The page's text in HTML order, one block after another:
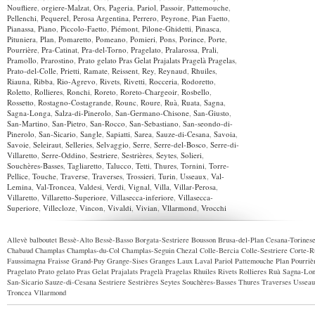
Noufliere, orgiere-Malzat, Ors, Pageria, Pariol, Passoir, Pattemouche,
Pellenchi, Pequerel, Perosa Argentina, Perrero, Peyrone, Pian Faetto,
Pianassa, Piano, Piccolo-Faetto, Piémont, Pilone-Ghidetti, Pinasca,
Pituniera, Plan, Pomaretto, Pomeano, Pomieri, Pons, Porince, Porte,
Pourrière, Pra-Catinat, Pra-del-Torno, Pragelato, Pralarossa, Prali,
Pramollo, Prarostino, Prato gelato Pras Gelat Prajalats Pragelà Pragelas,
Prato-del-Colle, Prietti, Ramate, Reissent, Rey, Reynaud, Rhuiles,
Riauna, Ribba, Rio-Agrevo, Rivets, Rivetti, Rocceria, Rodoretto,
Roletto, Rollieres, Ronchi, Roreto, Roreto-Chargeoir, Rosbello,
Rossetto, Rostagno-Costagrande, Rounc, Roure, Ruà, Ruata, Sagna,
Sagna-Longa, Salza-di-Pinerolo, San-Germano-Chisone, San-Giusto,
San-Martino, San-Pietro, San-Rocco, San-Sebastiano, San-seondo-di-
Pinerolo, San-Sicario, Sangle, Sapiatti, Sarea, Sauze-di-Cesana, Savoia,
Savoie, Seleiraut, Selleries, Selvaggio, Serre, Serre-del-Bosco, Serre-di-
Villaretto, Serre-Oddino, Sestriere, Sestrières, Seytes, Solieri,
Souchères-Basses, Tagliaretto, Talucco, Tetti, Thures, Tornini, Torre-
Pellice, Touche, Traverse, Traverses, Trossieri, Turin, Usseaux, Val-
Lemina, Val-Troncea, Valdesi, Verdi, Vignal, Villa, Villar-Perosa,
Villaretto, Villaretto-Superiore, Villasecca-inferiore, Villasecca-
Superiore, Villecloze, Vincon, Vivaldi, Vivian, Vllarmond, Vrocchi
Allevè balboutet Bessè-Alto Bessè-Basso Borgata-Sestriere Bousson Brusa-del-Plan Cesana-Torinese
Chabaud Champlas Champlas-du-Col Champlas-Seguin Chezal Colle-Bercia Colle-Sestriere Corte-
Faussimagna Fraisse Grand-Puy Grange-Sises Granges Laux Laval Pariol Pattemouche Plan
Pragelato Prato gelato Pras Gelat Prajalats Pragelà Pragelas Rhuiles Rivets Rollieres Ruà Sagna-
San-Sicario Sauze-di-Cesana Sestriere Sestrières Seytes Souchères-Basses Thures Traverses
Troncea Vllarmond